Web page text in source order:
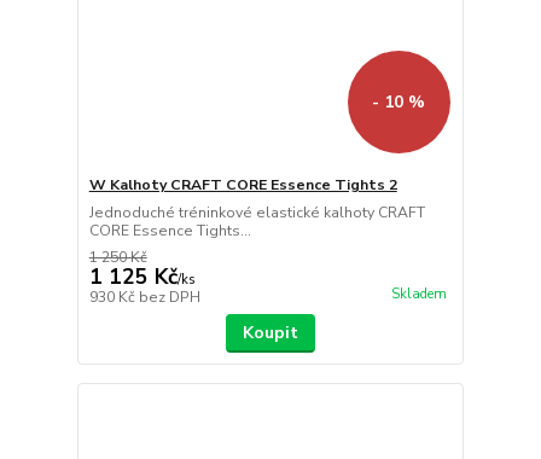
- 10 %
W Kalhoty CRAFT CORE Essence Tights 2
Jednoduché tréninkové elastické kalhoty CRAFT
CORE Essence Tights...
1 250 Kč
1 125 Kč/ks
930 Kč bez DPH Skladem
Koupit